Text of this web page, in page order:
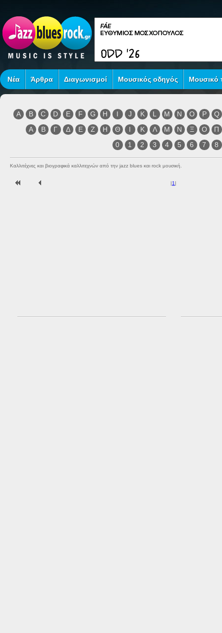
Νέα Άρθρα Διαγωνισμοί Μουσικός οδηγός Μουσικό
A B C D E F G H I J K L M N O P
Q
Α
Β Γ Δ Ε Ζ Η Θ Ι Κ Λ Μ Ν Ξ Ο
Π
0
1 2 3 4 5 6 7 8
Καλλιτέχνες και βιογραφικά καλλιτεχνών από την jazz blues και rock μουσική.
|1 |